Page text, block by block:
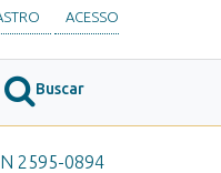
Buscar
2595-0894
ACESSO